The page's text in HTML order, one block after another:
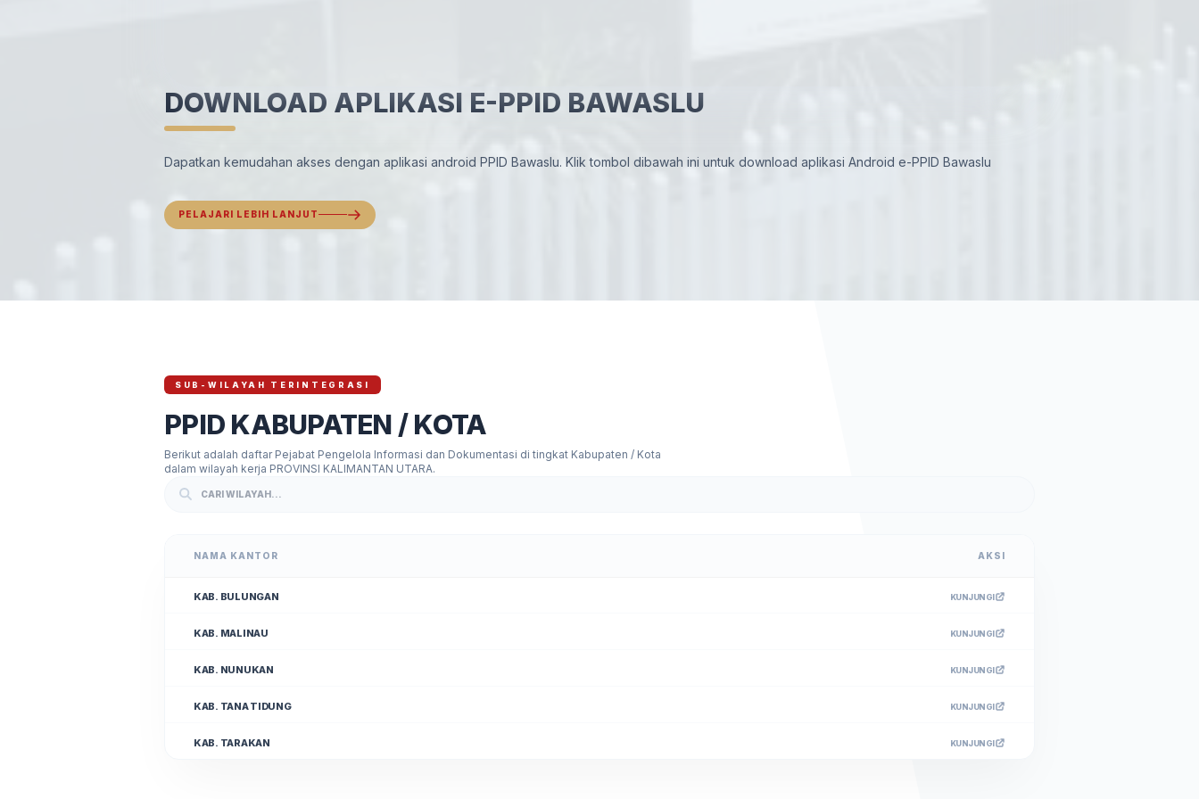
DOWNLOAD APLIKASI E-PPID BAWASLU
Dapatkan kemudahan akses dengan aplikasi android PPID Bawaslu. Klik tombol dibawah ini untuk download aplikasi Android e-PPID Bawaslu
PELAJARI LEBIH LANJUT
SUB-WILAYAH TERINTEGRASI
PPID KABUPATEN / KOTA
Berikut adalah daftar Pejabat Pengelola Informasi dan Dokumentasi di tingkat Kabupaten / Kota
dalam wilayah kerja PROVINSI KALIMANTAN UTARA.
NAMA KANTOR AKSI
KAB. BULUNGAN KUNJUNGI
KAB. MALINAU KUNJUNGI
KAB. NUNUKAN KUNJUNGI
KAB. TANA TIDUNG KUNJUNGI
KAB. TARAKAN KUNJUNGI